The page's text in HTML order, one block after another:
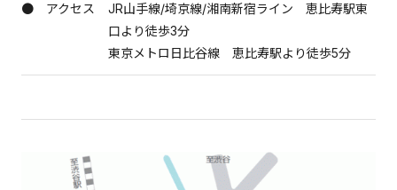
● アクセス
JR山手線/埼京線/湘南新宿ライン 恵比寿駅東
口より徒歩3分
東京メトロ日比谷線 恵比寿駅より徒歩5分